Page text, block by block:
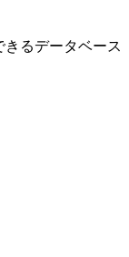
るデータベース